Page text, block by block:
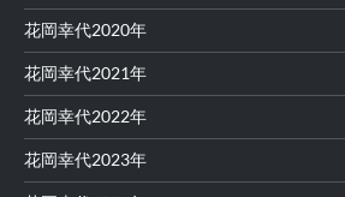
花岡幸代2020年
花岡幸代2021年
花岡幸代2022年
花岡幸代2023年